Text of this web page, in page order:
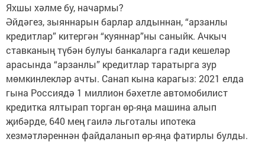
Яхшы хәлме бу, начармы?
Әйдәгез, зыяннарын барлар алдыннан, “арзанлы
кредитлар” китергән “куяннар”ны саныйк. Ачкыч
ставканың түбән булуы банкаларга гади кешеләр
арасында “арзанлы” кредитлар таратырга зур
мөмкинлекләр ачты. Санап кына карагыз: 2021 елда
гына Россиядә 1 миллион бәхетле автомобилист
кредитка ялтырап торган өр-яңа машина алып
җибәрде, 640 мең гаилә льготалы ипотека
хезмәтләреннән файдаланып өр-яңа фатирлы булды.